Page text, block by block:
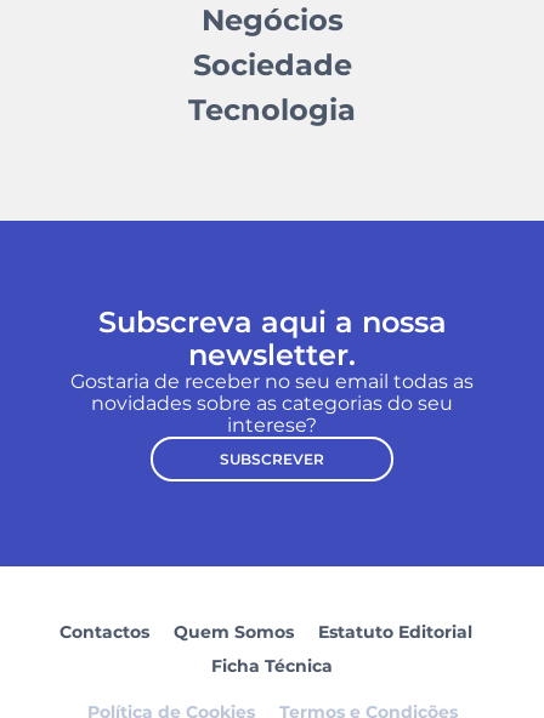
Negócios
Sociedade
Tecnologia
Subscreva aqui a nossa
newsletter.
Gostaria de receber no seu email todas as
novidades sobre as categorias do seu
interese?
SUBSCREVER
Contactos Quem Somos
Estatuto Editorial
Ficha Técnica
Política de Cookies Termos e Condições